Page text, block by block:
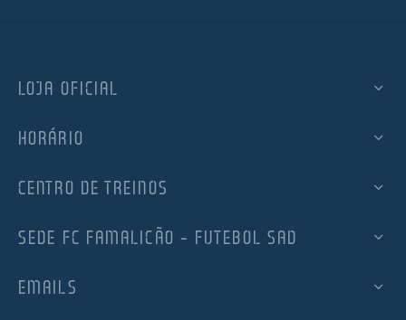
LOJA OFICIAL
HORÁRIO
CENTRO DE TREINOS
SEDE FC FAMALICÃO – FUTEBOL SAD
EMAILS